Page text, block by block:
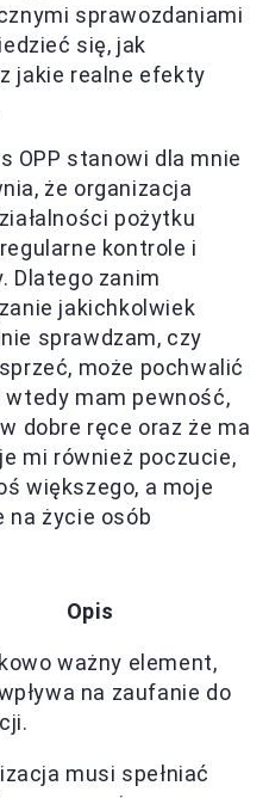
sprawozdaniami
się, jak
jakie realne efekty
OPP stanowi dla mnie
że organizacja
pożytku
kontrole i
Dlatego zanim
jakichkolwiek
sprawdzam, czy
może pochwalić
wtedy mam pewność,
dobre ręce oraz że ma
mi również poczucie,
większego, a moje
na życie osób
Opis
ważny element,
na zaufanie do
musi spełniać